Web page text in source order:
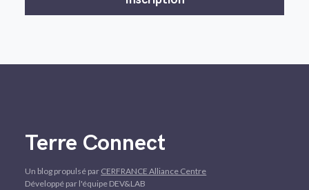
Terre Connect
Un blog propulsé par CERFRANCE Alliance Centre
Développé par l'équipe DEV&LAB